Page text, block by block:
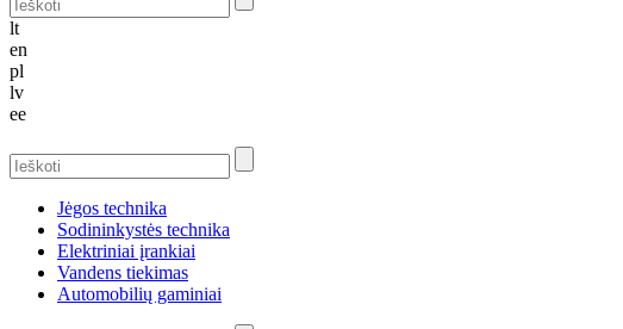
lt
en
pl
lv
ee
Jėgos technika
Sodininkystės technika
Elektriniai įrankiai
Vandens tiekimas
Automobilių gaminiai